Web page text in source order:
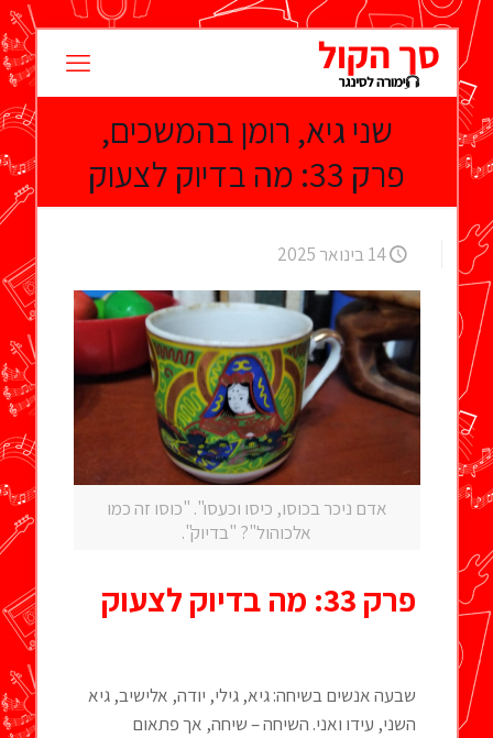
שני גיא, רומן בהמשכים,
פרק 33: מה בדיוק לצעוק
14 בינואר 2025
אדם ניכר בכוסו, כיסו וכעסו". "כוסו זה כמו
אלכוהול"? "בדיוק".
פרק 33: מה בדיוק לצעוק
שבעה אנשים בשיחה: גיא, גילי, יודה, אלישיב, גיא
השני, עידו ואני. השיחה – שיחה, אך פתאום